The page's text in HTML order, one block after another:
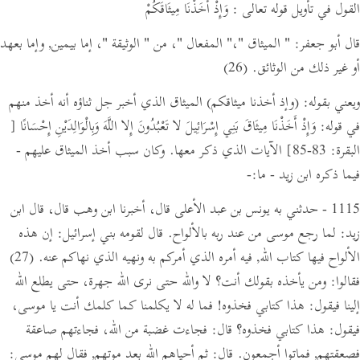
القول في تأويل قوله تعالى : وَإِذْ أَخَذْنَا مِيثَاقَكُمْ
قال أبو جعفر: " الميثاق "،" المفعال "، من " الوثيقة "، إما بيمين, وإما بعهد
أو غير ذلك من الوثائق. (26)
ويعني بقوله: (وإذ أخذنا ميثاقكم) الميثاق الذي أخبر جل ثناؤه أنه أخذ منهم
في قوله: وَإِذْ أَخَذْنَا مِيثَاقَ بَنِي إِسْرَائِيلَ لا تَعْبُدُونَ إِلا اللَّهَ وَبِالْوَالِدَيْنِ إِحْسَانًا [
البقرة: 83-85]
الآيات الذي ذكر معها. وكان سبب أخذ الميثاق عليهم -
فيما ذكره ابن زيد - ما:-
1115 - حدثني به يونس بن عبد الأعلى قال، أخبرنا ابن وهب قال،
قال ابن
زيد: لما رجع موسى من عند ربه بالألواح. قال لقومه بني إسرائيل: إن هذه
الألواح فيها كتاب الله, فيه أمره الذي أمركم به ونهيه الذي نهاكم عنه. (27)
فقالوا: ومن يأخذه بقولك أنت؟ لا والله حتى نرى الله جهرة، حتى يطلع الله
إلينا فيقول: هذا كتابي فخذوه! فما له لا يكلمنا كما كلمك أنت يا موسى،
فيقول: هذا كتابي فخذوه؟ قال: فجاءت غضبة من الله، فجاءتهم صاعقة
فصعقتهم, فماتوا أجمعون. قال: ثم أحياهم الله بعد موتهم, فقال لهم موسى: